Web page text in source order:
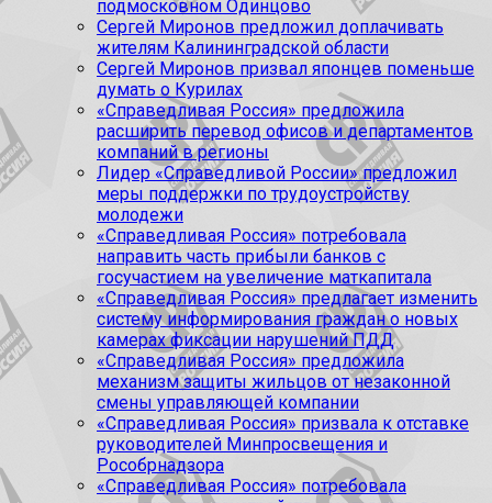
подмосковном Одинцово
Сергей Миронов предложил доплачивать
жителям Калининградской области
Сергей Миронов призвал японцев поменьше
думать о Курилах
«Справедливая Россия» предложила
расширить перевод офисов и департаментов
компаний в регионы
Лидер «Справедливой России» предложил
меры поддержки по трудоустройству
молодежи
«Справедливая Россия» потребовала
направить часть прибыли банков с
госучастием на увеличение маткапитала
«Справедливая Россия» предлагает изменить
систему информирования граждан о новых
камерах фиксации нарушений ПДД
«Справедливая Россия» предложила
механизм защиты жильцов от незаконной
смены управляющей компании
«Справедливая Россия» призвала к отставке
руководителей Минпросвещения и
Рособрнадзора
«Справедливая Россия» потребовала